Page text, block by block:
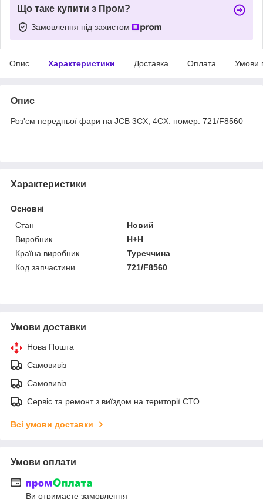
Що таке купити з Пром?
Замовлення під захистом
Опис Характеристики Доставка Оплата Умови
Опис
Роз'єм передньої фари на JCB 3CX, 4CX. номер: 721/F8560
Характеристики
Основні
Стан
Новий
Виробник
H+H
Країна виробник
Туреччина
Код запчастини
721/F8560
Умови доставки
Нова Пошта
Самовивіз
Самовивіз
Сервіс та ремонт з виїздом на території СТО
Всі умови доставки
Умови оплати
Ви отримаєте замовлення